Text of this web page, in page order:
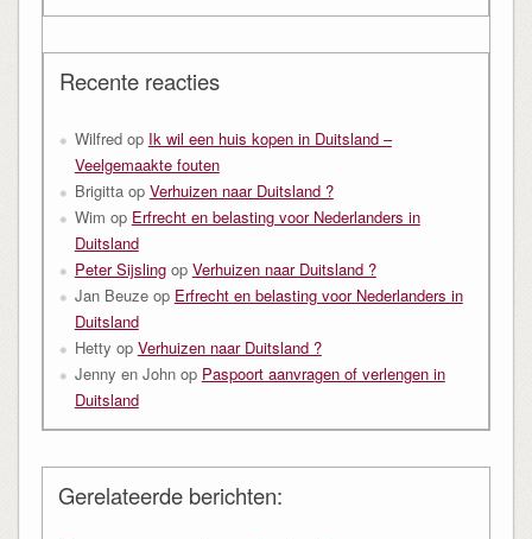
Recente reacties
Wilfredop Ik wil een huis kopen in Duitsland –
Veelgemaakte fouten
Brigittaop Verhuizen naar Duitsland ?
Wim op Erfrecht en belasting voor Nederlanders in
Duitsland
Peter Sijslingop Verhuizen naar Duitsland ?
Jan Beuzeop Erfrecht en belasting voor Nederlanders in
Duitsland
Hetty op Verhuizen naar Duitsland ?
Jenny en Johnop Paspoort aanvragen of verlengen in
Duitsland
Gerelateerde berichten: